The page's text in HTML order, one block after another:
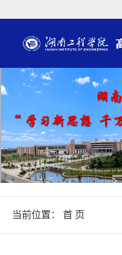
当前位置： 首 页